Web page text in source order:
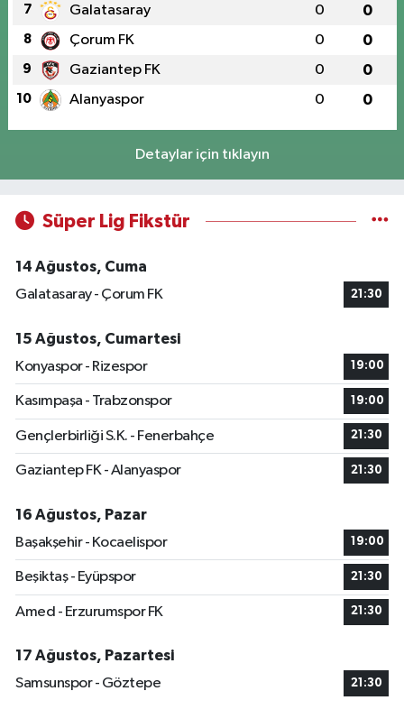
7 Galatasaray 0 0
8 Çorum FK 0 0
9 Gaziantep FK 0 0
10 Alanyaspor 0 0
Detaylar için tıklayın
Süper Lig Fikstür
14 Ağustos, Cuma
Galatasaray - Çorum FK
21:30
15 Ağustos, Cumartesi
Konyaspor - Rizespor
19:00
Kasımpaşa - Trabzonspor 19:00
Gençlerbirliği S.K. - Fenerbahçe 21:30
Gaziantep FK - Alanyaspor 21:30
16 Ağustos, Pazar
Başakşehir - Kocaelispor
19:00
Beşiktaş - Eyüpspor 21:30
Amed - Erzurumspor FK 21:30
17 Ağustos, Pazartesi
Samsunspor - Göztepe
21:30